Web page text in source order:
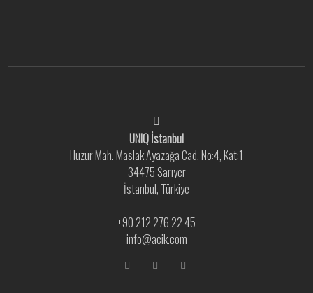
UNIQ İstanbul
Huzur Mah. Maslak Ayazağa Cad. No:4, Kat:1
34475 Sarıyer
İstanbul, Türkiye
+90 212 276 22 45
info@acik.com